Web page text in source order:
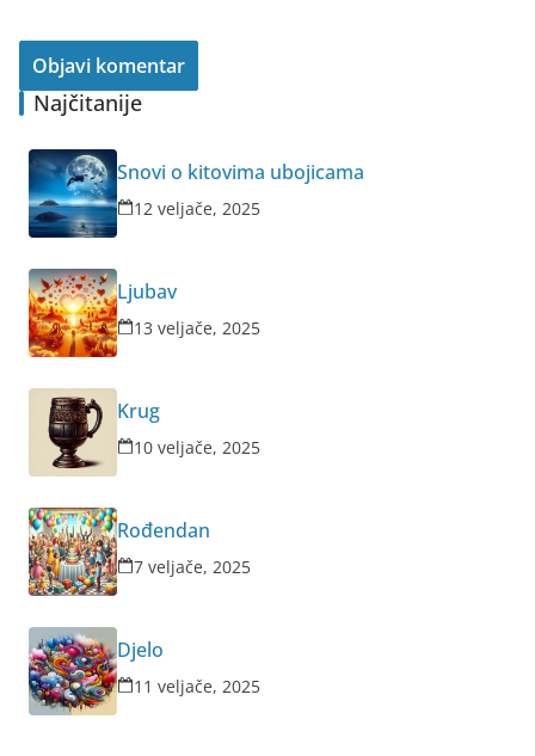
Najčitanije
Snovi o kitovima ubojicama
12 veljače, 2025
Ljubav
13 veljače, 2025
Krug
10 veljače, 2025
Rođendan
7 veljače, 2025
Djelo
11 veljače, 2025